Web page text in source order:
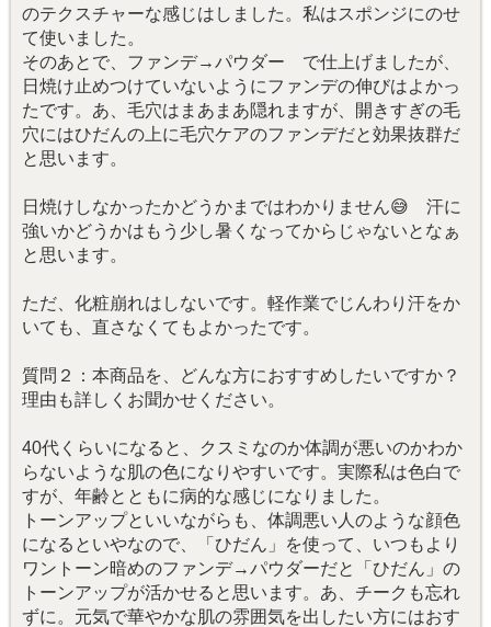
のテクスチャーな感じはしました。私はスポンジにのせ
て使いました。
そのあとで、ファンデ→パウダー で仕上げましたが、
日焼け止めつけていないようにファンデの伸びはよかっ
たです。あ、毛穴はまあまあ隠れますが、開きすぎの毛
穴にはひだんの上に毛穴ケアのファンデだと効果抜群だ
と思います。
日焼けしなかったかどうかまではわかりません😅 汗に
強いかどうかはもう少し暑くなってからじゃないとなぁ
と思います。
ただ、化粧崩れはしないです。軽作業でじんわり汗をか
いても、直さなくてもよかったです。
質問２：本商品を、どんな方におすすめしたいですか？
理由も詳しくお聞かせください。
40代くらいになると、クスミなのか体調が悪いのかわか
らないような肌の色になりやすいです。実際私は色白で
すが、年齢とともに病的な感じになりました。
トーンアップといいながらも、体調悪い人のような顔色
になるといやなので、「ひだん」を使って、いつもより
ワントーン暗めのファンデ→パウダーだと「ひだん」の
トーンアップが活かせると思います。あ、チークも忘れ
ずに。元気で華やかな肌の雰囲気を出したい方にはおす